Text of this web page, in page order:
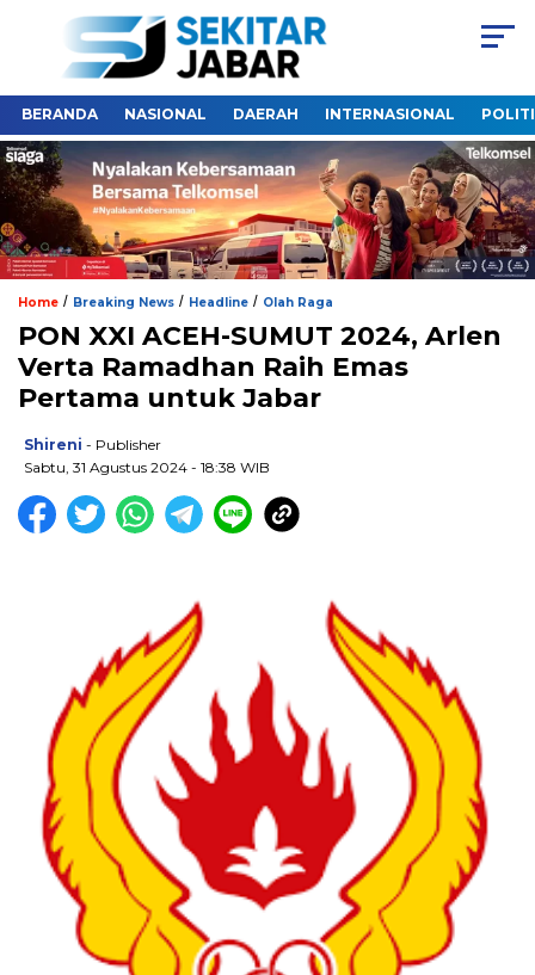
BERANDA NASIONAL DAERAH INTERNASIONAL
Home / Breaking News / Headline / Olah Raga
PON XXI ACEH-SUMUT 2024, Arlen
Verta Ramadhan Raih Emas
Pertama untuk Jabar
Shireni - Publisher
Sabtu, 31 Agustus 2024 - 18:38 WIB